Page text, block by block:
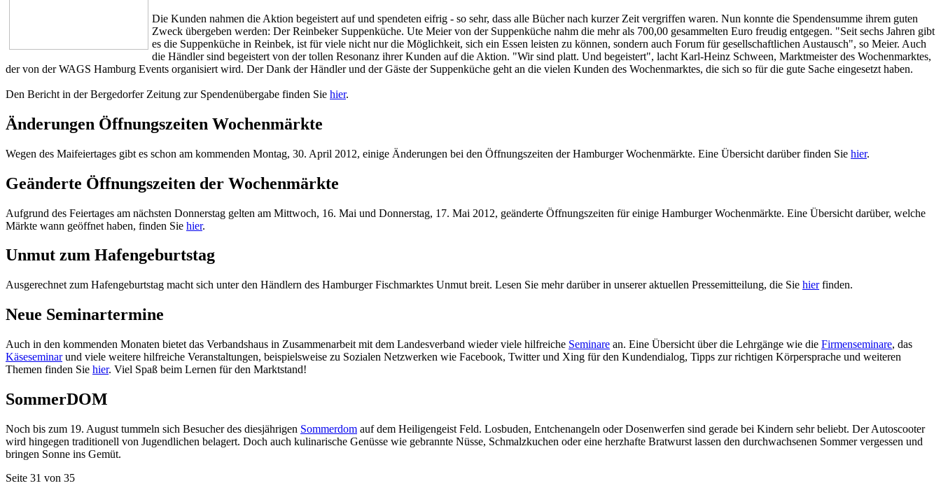
Die Kunden nahmen die Aktion begeistert auf und spendeten eifrig - so sehr, dass alle Bücher nach kurzer Zeit vergriffen waren. Nun konnte die Spendensumme ihrem guten
Zweck übergeben werden: Der Reinbeker Suppenküche. Ute Meier von der Suppenküche nahm die mehr als 700,00 gesammelten Euro freudig entgegen. "Seit sechs Jahren gibt
es die Suppenküche in Reinbek, ist für viele nicht nur die Möglichkeit, sich ein Essen leisten zu können, sondern auch Forum für gesellschaftlichen Austausch", so Meier. Auch
die Händler sind begeistert von der tollen Resonanz ihrer Kunden auf die Aktion. "Wir sind platt. Und begeistert", lacht Karl-Heinz Schween, Marktmeister des Wochenmarktes,
der von der WAGS Hamburg Events organisiert wird. Der Dank der Händler und der Gäste der Suppenküche geht an die vielen Kunden des Wochenmarktes, die sich so für die gute Sache eingesetzt haben.
Den Bericht in der Bergedorfer Zeitung zur Spendenübergabe finden Sie hier.
Änderungen Öffnungszeiten Wochenmärkte
Wegen des Maifeiertages gibt es schon am kommenden Montag, 30. April 2012, einige Änderungen bei den Öffnungszeiten der Hamburger Wochenmärkte. Eine Übersicht darüber finden Sie hier.
Geänderte Öffnungszeiten der Wochenmärkte
Aufgrund des Feiertages am nächsten Donnerstag gelten am Mittwoch, 16. Mai und Donnerstag, 17. Mai 2012, geänderte Öffnungszeiten für einige Hamburger Wochenmärkte. Eine Übersicht darüber, welche
Märkte wann geöffnet haben, finden Sie hier.
Unmut zum Hafengeburtstag
Ausgerechnet zum Hafengeburtstag macht sich unter den Händlern des Hamburger Fischmarktes Unmut breit. Lesen Sie mehr darüber in unserer aktuellen Pressemitteilung, die Sie hierfinden.
Neue Seminartermine
Auch in den kommenden Monaten bietet das Verbandshaus in Zusammenarbeit mit dem Landesverband wieder viele hilfreiche Seminare an. Eine Übersicht über die Lehrgänge wie die Firmenseminare, das
Käseseminarund viele weitere hilfreiche Veranstaltungen, beispielsweise zu Sozialen Netzwerken wie Facebook, Twitter und Xing für den Kundendialog, Tipps zur richtigen Körpersprache und weiteren
Themen finden Sie hier. Viel Spaß beim Lernen für den Marktstand!
SommerDOM
Noch bis zum 19. August tummeln sich Besucher des diesjährigen Sommerdom auf dem Heiligengeist Feld. Losbuden, Entchenangeln oder Dosenwerfen sind gerade bei Kindern sehr beliebt. Der Autoscooter
wird hingegen traditionell von Jugendlichen belagert. Doch auch kulinarische Genüsse wie gebrannte Nüsse, Schmalzkuchen oder eine herzhafte Bratwurst lassen den durchwachsenen Sommer vergessen und
bringen Sonne ins Gemüt.
Seite 31 von 35